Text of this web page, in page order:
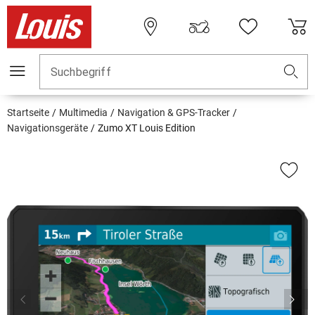
Suchbegriff
Startseite Multimedia
Navigation & GPS-Tracker
Navigationsgeräte
Zumo XT Louis Edition